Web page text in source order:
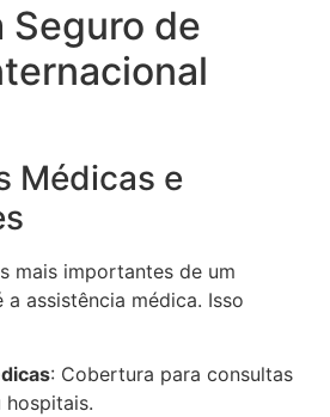
Seguro de
Médicas e
mais importantes de um
assistência médica. Isso
: Cobertura para consultas
hospitais.